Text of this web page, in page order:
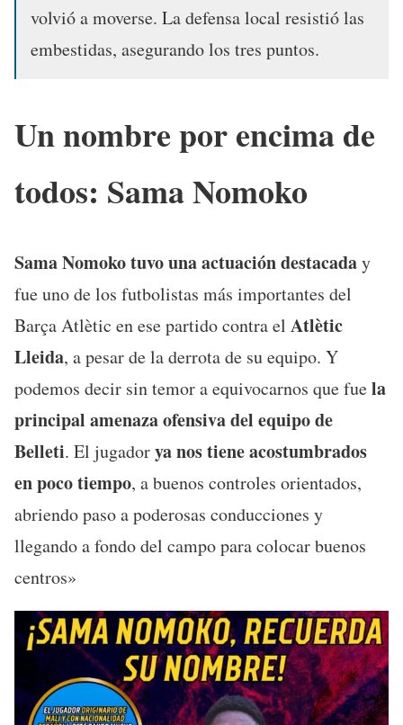
volvió a moverse. La defensa local resistió las
embestidas, asegurando los tres puntos.
Un nombre por encima de
todos: Sama Nomoko
Sama Nomoko tuvo unaactuación destacaday
fue uno de los futbolistas más importantes del
Barça Atlètic en ese partido contra el Atlètic
Lleida, a pesar de la derrota de su equipo. Y
podemos decir sin temor a equivocarnos que fuela
principal amenaza ofensiva del equipo de
Belleti. El jugadorya nos tiene acostumbrados
en poco tiempo, a buenos controles orientados,
abriendo paso a poderosas conducciones y
llegando a fondo del campo para colocar buenos
centros»